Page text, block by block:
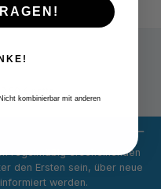
regelmäßig erscheinenden
den Ersten sein, über neue
werden.
kombinierbar mit anderen